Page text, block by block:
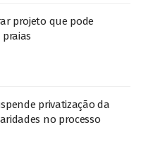
projeto que pode
privatização da
no processo